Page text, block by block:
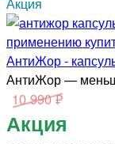
Акция
АнтиЖор -
АнтиЖор —
10 990 ₽
Акция